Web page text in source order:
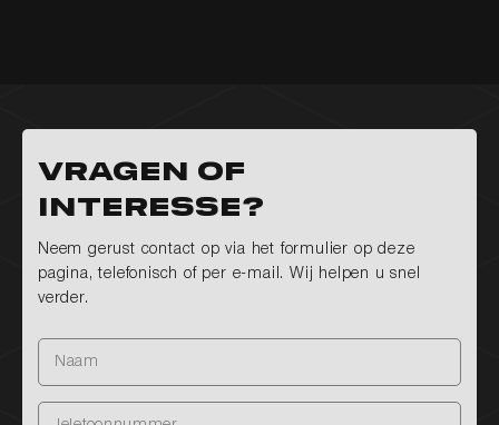
Vragen of
interesse?
Neem gerust contact op via het formulier op deze
pagina, telefonisch of per e-mail. Wij helpen u snel
verder.